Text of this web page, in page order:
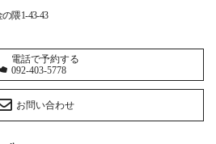
隈1-43-43
電話で予約する
092-403-5778
お問い合わせ